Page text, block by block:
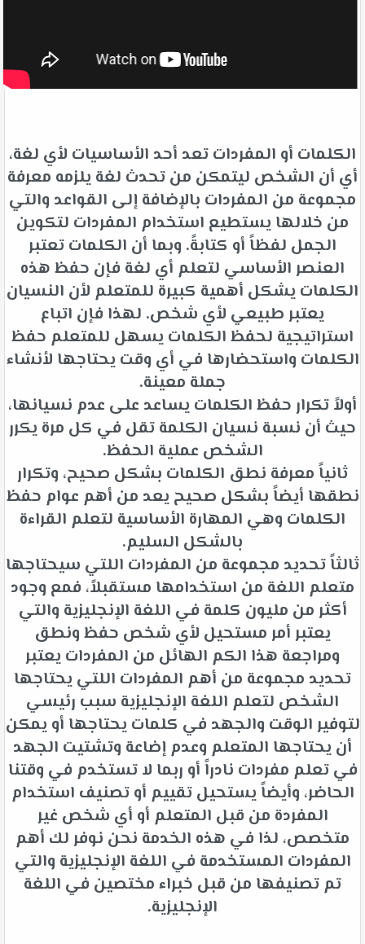
الكلمات أو المفردات تعد أحد الأساسيات لأي لغة،
أي أن الشخص ليتمكن من تحدث لغة يلزمه معرفة
مجموعة من المفردات بالإضافة إلى القواعد والتي
من خلالها يستطيع استخدام المفردات لتكوين
الجمل لفظاً أو كتابةً. وبما أن الكلمات تعتبر
العنصر الأساسي لتعلم أي لغة فإن حفظ هذه
الكلمات يشكل أهمية كبيرة للمتعلم لأن النسيان
يعتبر طبيعي لأي شخص. لهذا فإن اتباع
استراتيجية لحفظ الكلمات يسهل للمتعلم حفظ
الكلمات واستحضارها في أي وقت يحتاجها لأنشاء
جملة معينة.
أولاً تكرار حفظ الكلمات يساعد على عدم نسيانها،
حيث أن نسبة نسيان الكلمة تقل في كل مرة يكرر
الشخص عملية الحفظ.
ثانياً معرفة نطق الكلمات بشكل صحيح، وتكرار
نطقها أيضاً بشكل صحيح يعد من أهم عوام حفظ
الكلمات وهي المهارة الأساسية لتعلم القراءة
بالشكل السليم.
ثالثاً تحديد مجموعة من المفردات اللتي سيحتاجها
متعلم اللغة من استخدامها مستقبلاً، فمع وجود
أكثر من مليون كلمة في اللغة الإنجليزية والتي
يعتبر أمر مستحيل لأي شخص حفظ ونطق
ومراجعة هذا الكم الهائل من المفردات يعتبر
تحديد مجموعة من أهم المفردات اللتي يحتاجها
الشخص لتعلم اللغة الإنجليزية سبب رئيسي
لتوفير الوقت والجهد في كلمات يحتاجها أو يمكن
أن يحتاجها المتعلم وعدم إضاعة وتشتيت الجهد
في تعلم مفردات نادراً أو ربما لا تستخدم في وقتنا
الحاضر، وأيضاً يستحيل تقييم أو تصنيف استخدام
المفردة من قبل المتعلم أو أي شخص غير
متخصص، لذا في هذه الخدمة نحن نوفر لك أهم
المفردات المستخدمة في اللغة الإنجليزية والتي
تم تصنيفها من قبل خبراء مختصين في اللغة
الإنجليزية.